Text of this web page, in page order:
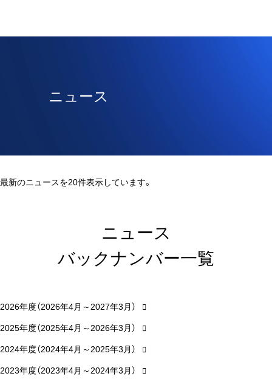
ニュース
最新のニュースを20件表示しています。
ニュース
バックナンバー一覧
2026年度（2026年4月～2027年3月）
2025年度（2025年4月～2026年3月）
2024年度（2024年4月～2025年3月）
2023年度（2023年4月～2024年3月）